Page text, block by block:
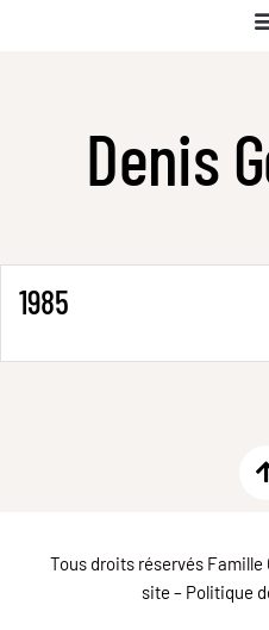
Denis
1985
Tous droits réservés Famille
site – Politique